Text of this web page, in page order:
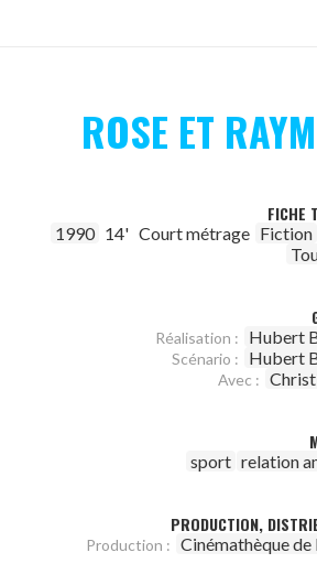
ROSE ET
FICHE
1990 14' Court métrage Fiction
Réalisation : Hubert
Scénario : Hubert
Avec :
sport relation
PRODUCTION,
Production : Cinémathèque